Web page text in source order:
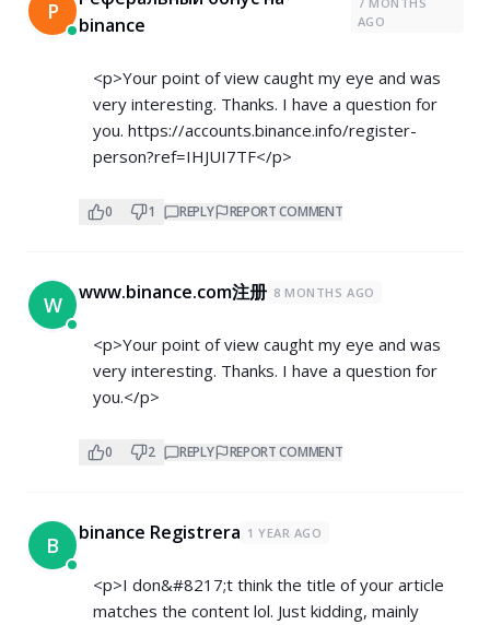
Р
binance
AGO
<p>Your point of view caught my eye and was
very interesting. Thanks. I have a question for
you. https://accounts.binance.info/register-
person?ref=IHJUI7TF</p>
0 1 REPLY REPORT COMMENT
W www.binance.com注册 8 MONTHS AGO
<p>Your point of view caught my eye and was
very interesting. Thanks. I have a question for
you.</p>
0 2 REPLY REPORT COMMENT
B binance Registrera 1 YEAR AGO
<p>I don&#8217;t think the title of your article
matches the content lol. Just kidding, mainly